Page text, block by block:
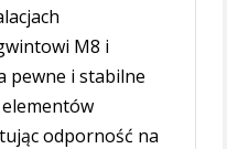
M8 i
pewne i stabilne
odporność na